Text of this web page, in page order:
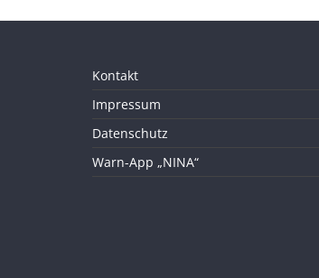
Kontakt
Impressum
Datenschutz
Warn-App „NINA“